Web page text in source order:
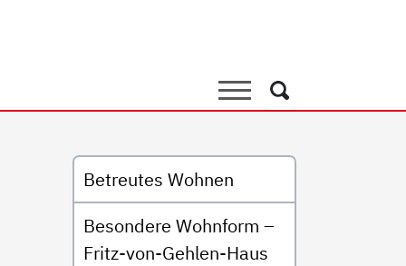
Suche
Suche
Untermenü
Betreutes Wohnen
Besondere Wohnform –
Fritz-von-Gehlen-Haus